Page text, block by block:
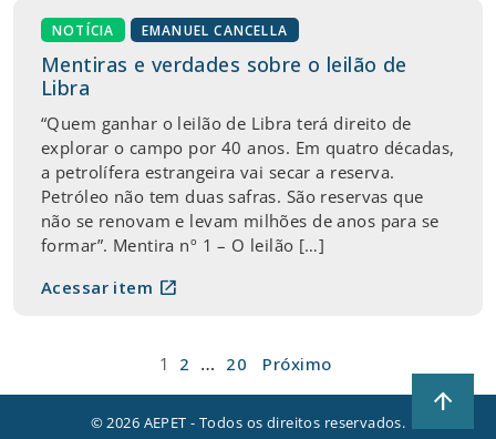
NOTÍCIA EMANUEL CANCELLA
Mentiras e verdades sobre o leilão de
Libra
“Quem ganhar o leilão de Libra terá direito de
explorar o campo por 40 anos. Em quatro décadas,
a petrolífera estrangeira vai secar a reserva.
Petróleo não tem duas safras. São reservas que
não se renovam e levam milhões de anos para se
formar”. Mentira nº 1 – O leilão […]
Acessar item open_in_new
Paginação
1 2 … 20 Próximo
© 2026 AEPET - Todos os direitos reservados.
arrow_upward